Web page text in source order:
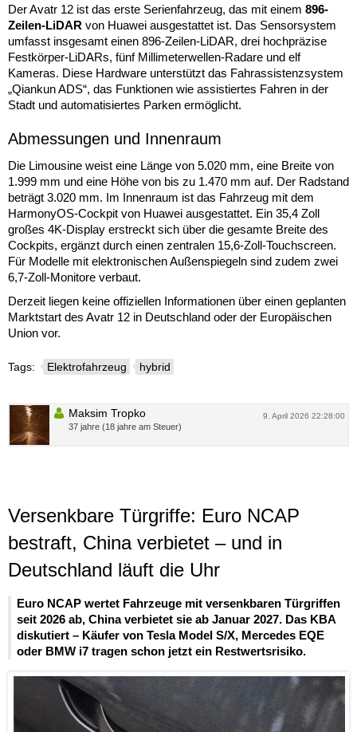
Der Avatr 12 ist das erste Serienfahrzeug, das mit einem 896-
Zeilen-LiDAR von Huawei ausgestattet ist. Das Sensorsystem
umfasst insgesamt einen 896-Zeilen-LiDAR, drei hochpräzise
Festkörper-LiDARs, fünf Millimeterwellen-Radare und elf
Kameras. Diese Hardware unterstützt das Fahrassistenzsystem
„Qiankun ADS“, das Funktionen wie assistiertes Fahren in der
Stadt und automatisiertes Parken ermöglicht.
Abmessungen und Innenraum
Die Limousine weist eine Länge von 5.020 mm, eine Breite von
1.999 mm und eine Höhe von bis zu 1.470 mm auf. Der Radstand
beträgt 3.020 mm. Im Innenraum ist das Fahrzeug mit dem
HarmonyOS-Cockpit von Huawei ausgestattet. Ein 35,4 Zoll
großes 4K-Display erstreckt sich über die gesamte Breite des
Cockpits, ergänzt durch einen zentralen 15,6-Zoll-Touchscreen.
Für Modelle mit elektronischen Außenspiegeln sind zudem zwei
6,7-Zoll-Monitore verbaut.
Derzeit liegen keine offiziellen Informationen über einen geplanten
Marktstart des Avatr 12 in Deutschland oder der Europäischen
Union vor.
Tags: Elektrofahrzeug hybrid
9. April 2026 22:28:00
Maksim Tropko
37 jahre (18 jahre am Steuer)
Versenkbare Türgriffe: Euro NCAP
bestraft, China verbietet – und in
Deutschland läuft die Uhr
Euro NCAP wertet Fahrzeuge mit versenkbaren Türgriffen
seit 2026 ab, China verbietet sie ab Januar 2027. Das KBA
diskutiert – Käufer von Tesla Model S/X, Mercedes EQE
oder BMW i7 tragen schon jetzt ein Restwertsrisiko.